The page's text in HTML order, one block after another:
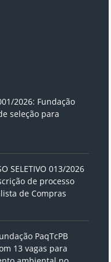
2026: Fundação
seleção para
SELETIVO 013/2026
de processo
de Compras
PaqTcPB
13 vagas para